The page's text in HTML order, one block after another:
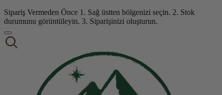
Sipariş Vermeden Önce 1. Sağ üstten bölgenizi seçin. 2. Stok
durumunu görüntüleyin. 3. Siparişinizi oluşturun.